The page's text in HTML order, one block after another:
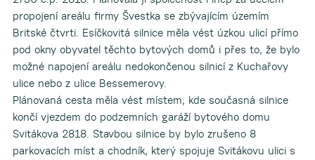
propojení areálu firmy Švestka se zbývajícím územím
Britské čtvrti. Esíčkovitá silnice měla vést úzkou ulicí přímo
pod okny obyvatel těchto bytových domů i přes to, že bylo
možné napojení areálu nedokončenou silnicí z Kuchařovy
ulice nebo z ulice Bessemerovy.
Plánovaná cesta měla vést místem, kde současná silnice
končí vjezdem do podzemních garáží bytového domu
Svitákova 2818. Stavbou silnice by bylo zrušeno 8
parkovacích míst a chodník, který spojuje Svitákovu ulici s